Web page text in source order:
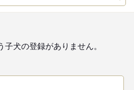
犬の登録がありません。